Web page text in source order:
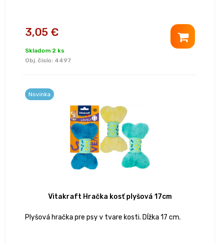
3,05 €
Skladom 2 ks
Obj. čislo: 4497
Novinka
Vitakraft Hračka kosť plyšová 17cm
Plyšová hračka pre psy v tvare kosti. Dĺžka 17 cm.